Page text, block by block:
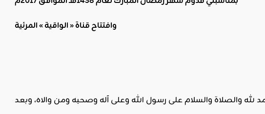
وافتتاح قناة « الواقية » المرئية